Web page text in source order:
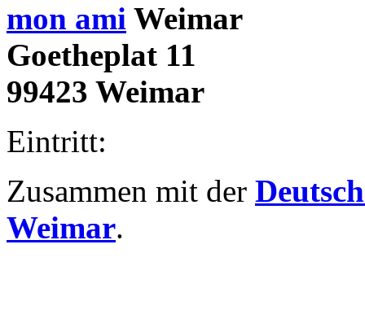
mon ami Weimar
Goetheplat 11
99423 Weimar
Eintritt:
Zusammen mit der
Weimar.